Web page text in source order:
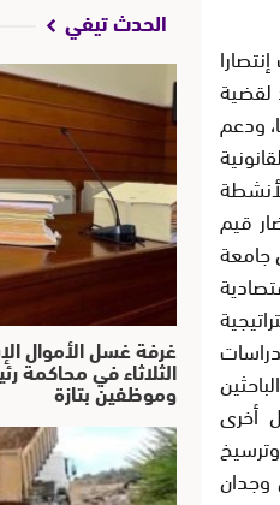
لقضية
ودعم
قيم
كل من جامعة
أخرى
وجدان
الحدث تيفي
غرفة غسل الأموال
الثلاثاء في محاكمة
وموظفين بتازة